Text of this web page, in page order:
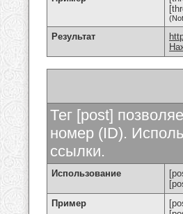
Результат
Тег [post]
номер (ID).
ссылки.
Использование
Пример